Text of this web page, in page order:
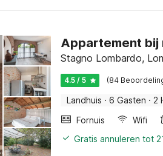
Appartement bij
Stagno Lombardo,
4.5 / 5 (84
Landhuis · 6 Gasten · 2
Fornuis
Wifi
Gratis annuleren tot